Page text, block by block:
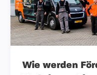
Wie werden